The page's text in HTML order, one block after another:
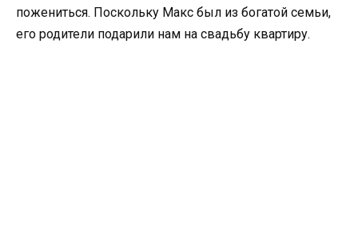
пожениться. Поскольку Макс был из богатой семьи,
его родители подарили нам на свадьбу квартиру.